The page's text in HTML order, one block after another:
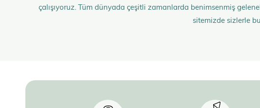
çalışıyoruz. Tüm dünyada çeşitli zamanlarda benimsenmiş
sitemizde sizlerle